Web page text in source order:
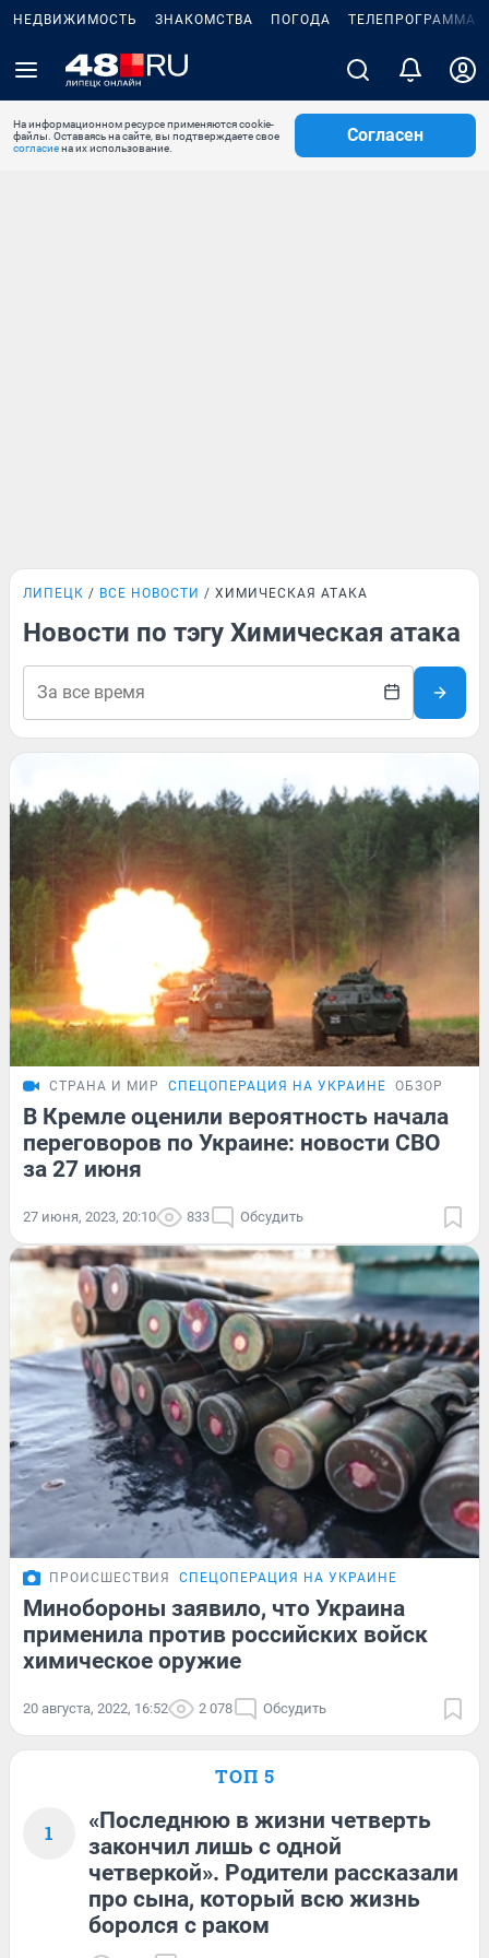
НЕДВИЖИМОСТЬ ЗНАКОМСТВА ПОГОДА ТЕЛЕПРОГРАММА
На информационном ресурсе применяются cookie-
файлы. Оставаясь на сайте, вы подтверждаете свое
согласиена их использование.
Согласен
ЛИПЕЦК ВСЕ НОВОСТИ ХИМИЧЕСКАЯ АТАКА
Новости по тэгу Химическая атака
СТРАНА И МИР СПЕЦОПЕРАЦИЯ НА УКРАИНЕ ОБЗОР
В Кремле оценили вероятность начала
переговоров по Украине: новости СВО
за 27 июня
27 июня, 2023, 20:10 833 Обсудить
ПРОИСШЕСТВИЯ СПЕЦОПЕРАЦИЯ НА УКРАИНЕ
Минобороны заявило, что Украина
применила против российских войск
химическое оружие
20 августа, 2022, 16:52 2 078 Обсудить
ТОП 5
1
«Последнюю в жизни четверть
закончил лишь с одной
четверкой». Родители рассказали
про сына, который всю жизнь
боролся с раком